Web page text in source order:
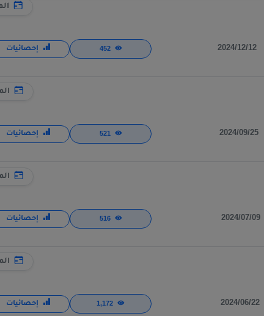
2024/12/12
452 إحصائيات
2024/09/25
521 إحصائيات
2024/07/09
516 إحصائيات
2024/06/22 إحصائيات